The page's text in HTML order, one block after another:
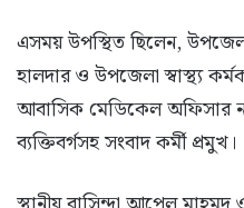
এসময় উপস্থিত ছিলেন,
হালদার ও উপজেলা স্বাস্থ্য
আবাসিক মেডিকেল অফিসার
ব্যক্তিবর্গসহ সংবাদ কর্মী প্রমুখ।